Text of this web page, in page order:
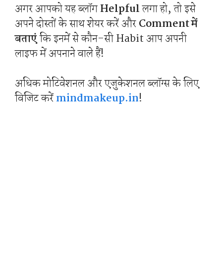
अगर आपको यह ब्लॉगHelpfulलगा हो, तो इसे
अपने दोस्तों के साथ शेयर करें औरComment में
बताएंकि इनमें से कौन-सी Habit आप अपनी
लाइफ में अपनाने वाले हैं!
अधिक मोटिवेशनल और एजुकेशनल ब्लॉग्स के लिए
विजिट करेंmindmakeup.in!